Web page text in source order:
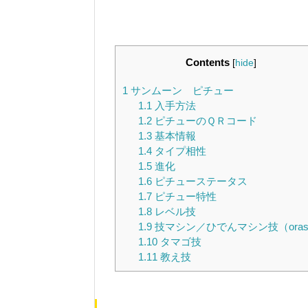
Contents [hide]
1 サンムーン ピチュー
1.1 入手方法
1.2ピチューのＱＲコード
1.3基本情報
1.4タイプ相性
1.5進化
1.6ピチューステータス
1.7ピチュー特性
1.8レベル技
1.9技マシン／ひでんマシン技（
1.10タマゴ技
1.11 教え技